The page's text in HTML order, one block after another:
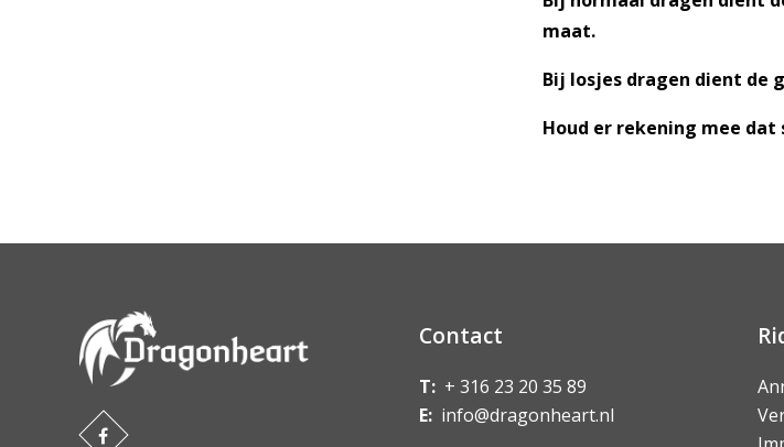
maat.
Bij losjes dragen dient de
Houd er rekening mee
Contact
T: + 316 23 20 35 89
E: info@dragonheart.nl